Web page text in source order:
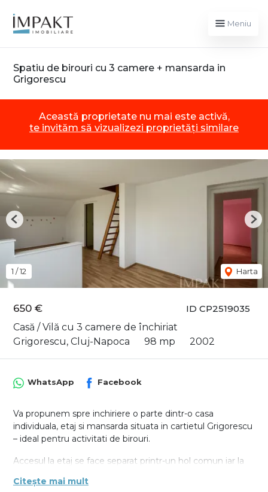
Meniu
Spatiu de birouri cu 3 camere + mansarda in
Grigorescu
Această proprietate nu mai este activă,
te invităm să vizualizezi proprietăți similare
ID CP2519035
650 €
Casă / Vilă cu 3 camere de închiriat
Grigorescu, Cluj-Napoca
98 mp 2002
1 /12 Harta
Previous
WhatsApp Facebook
Va propunem spre inchiriere o parte dintr-o casa
individuala, etaj si mansarda situata in cartietul Grigorescu
– ideal pentru activitati de birouri.
Accesul la etaj se face separat printr-un hol comun iar la
1 camera foarte spatioasa open space, o terasa de
Citește mai mult